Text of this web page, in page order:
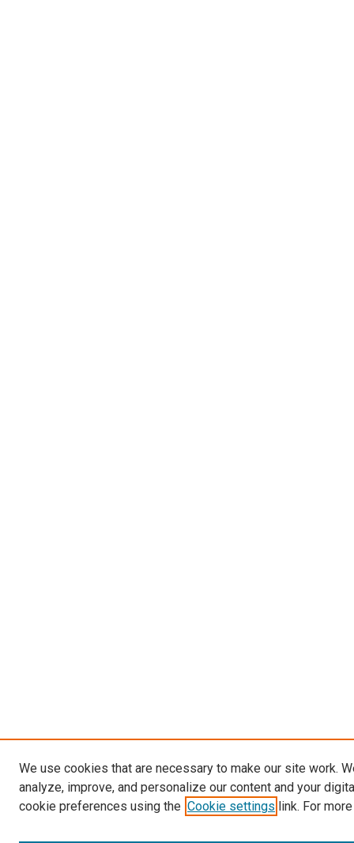
We use cookies that are necessary to make our site work.
analyze, improve, and personalize our content and your
cookie preferences using the Cookie settings link. For